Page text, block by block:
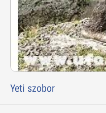
Yeti szobor